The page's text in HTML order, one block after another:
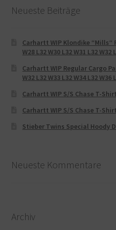
Neueste Beiträge
Carhartt WIP Klondike “Mills“
W28 L32 W30 L32 W31 L32 W32
Carhartt WIP Regular Cargo
W32 L32 W33 L32 W34 L32 W36
Carhartt WIP S/S Chase T-
Carhartt WIP S/S Chase T-
Stieber Twins Special Hoody
Neueste Kommentare
Archiv